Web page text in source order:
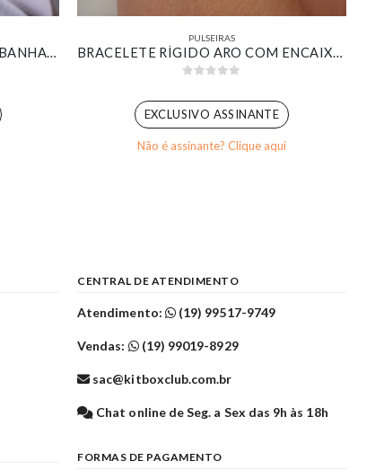
BRACELETE QUATRO PÉROLAS BANHADO EM OURO BRANCO
PULSEIRAS
BRACELETE RÍGIDO ARO COM ENCAIXE DE CRUZ CRAVEJADA BANHADO EM OURO BRANCO
EXCLUSIVO ASSINANTE
Não é assinante? Clique aqui
CENTRAL DE ATENDIMENTO
Atendimento: (19) 99517-9749
Vendas: (19) 99019-8929
sac@kitboxclub.com.br
Chat online de Seg. a Sex das 9h às 18h
FORMAS DE PAGAMENTO